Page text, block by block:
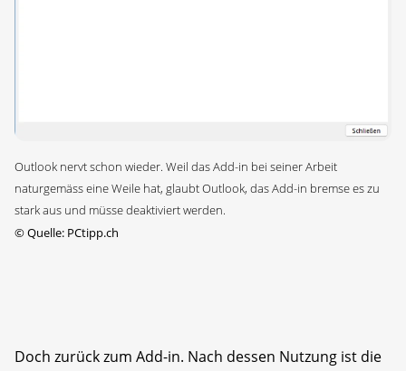
Outlook nervt schon wieder. Weil das Add-in bei seiner Arbeit
naturgemäss eine Weile hat, glaubt Outlook, das Add-in bremse es zu
stark aus und müsse deaktiviert werden.
©Quelle: PCtipp.ch
Doch zurück zum Add-in. Nach dessen Nutzung ist die